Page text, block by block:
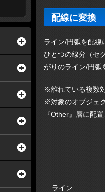
配線に変換
ライン/円弧を配線
ひとつの線分（セ
がりのライン/円弧
※離れている複数
※対象のオブジェ
『Other』層に配
ライン